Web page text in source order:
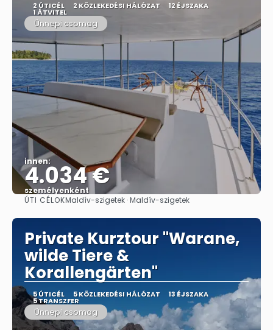
2 ÚTICÉL 2 KÖZLEKEDÉSI HÁLÓZAT 12 ÉJSZAKA
1 ÁTVITEL
Ünnepi csomag
innen:
4.034 €
személyenként
Megnézem
ÚTI CÉLOKMaldív-szigetek · Maldív-szigetek
Private Kurztour "Warane,
wilde Tiere &
Korallengärten"
5 ÚTICÉL 5 KÖZLEKEDÉSI HÁLÓZAT 13 ÉJSZAKA
5 TRANSZFER
Ünnepi csomag